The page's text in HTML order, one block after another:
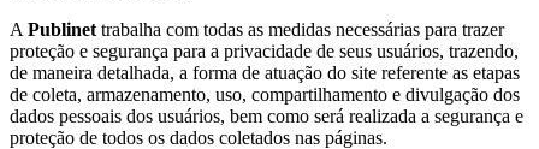
A Publinet trabalha com todas as medidas necessárias para trazer
proteção e segurança para a privacidade de seus usuários, trazendo,
de maneira detalhada, a forma de atuação do site referente as etapas
de coleta, armazenamento, uso, compartilhamento e divulgação dos
dados pessoais dos usuários, bem como será realizada a segurança e
proteção de todos os dados coletados nas páginas.